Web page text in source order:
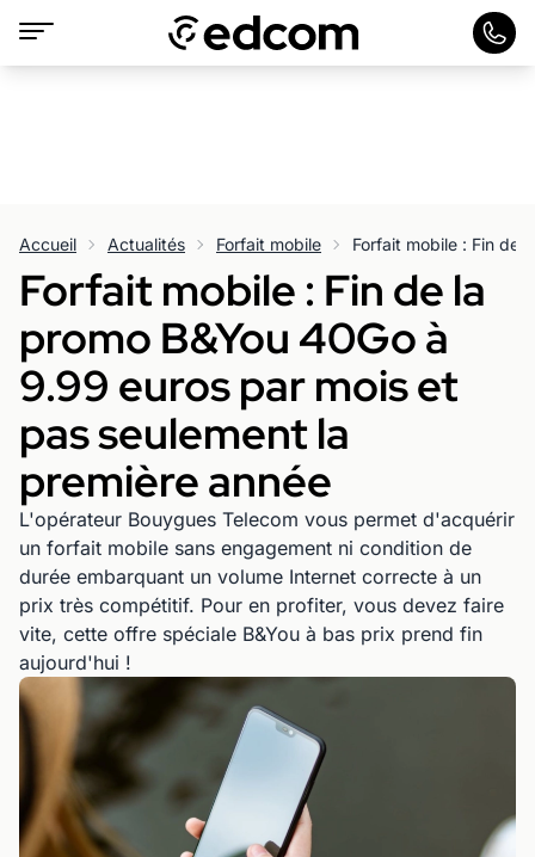
Accueil Actualités Forfait mobile
Forfait mobile : Fin de la
promo B&You 40Go à
9.99 euros par mois et
pas seulement la
première année
L'opérateur Bouygues Telecom vous permet d'acquérir
un forfait mobile sans engagement ni condition de
durée embarquant un volume Internet correcte à un
prix très compétitif. Pour en profiter, vous devez faire
vite, cette offre spéciale B&You à bas prix prend fin
aujourd'hui !